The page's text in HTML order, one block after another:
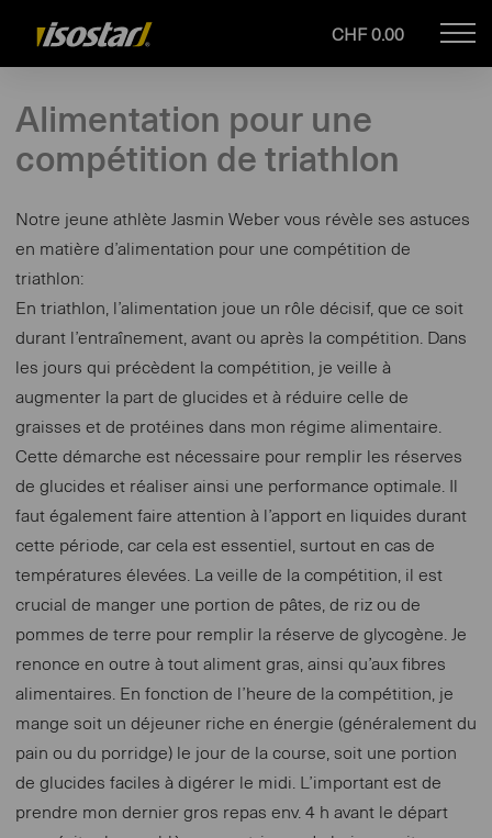
Drupal
CHF 0.00
Alimentation pour une
compétition de triathlon
Notre jeune athlète Jasmin Weber vous révèle ses astuces
en matière d’alimentation pour une compétition de
triathlon:
En triathlon, l’alimentation joue un rôle décisif, que ce soit
durant l’entraînement, avant ou après la compétition. Dans
les jours qui précèdent la compétition, je veille à
augmenter la part de glucides et à réduire celle de
graisses et de protéines dans mon régime alimentaire.
Cette démarche est nécessaire pour remplir les réserves
de glucides et réaliser ainsi une performance optimale. Il
faut également faire attention à l’apport en liquides durant
cette période, car cela est essentiel, surtout en cas de
températures élevées. La veille de la compétition, il est
crucial de manger une portion de pâtes, de riz ou de
pommes de terre pour remplir la réserve de glycogène. Je
renonce en outre à tout aliment gras, ainsi qu’aux fibres
alimentaires. En fonction de l’heure de la compétition, je
mange soit un déjeuner riche en énergie (généralement du
pain ou du porridge) le jour de la course, soit une portion
de glucides faciles à digérer le midi. L’important est de
prendre mon dernier gros repas env. 4 h avant le départ